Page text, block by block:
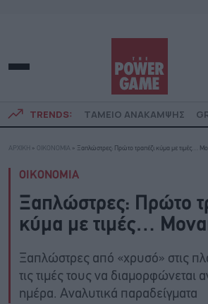
TRENDS: ΤΑΜΕΙΟ ΑΝΑΚΑΜΨΗΣ
ΑΡΧΙΚΗ » ΟΙΚΟΝΟΜΙΑ » Ξαπλώστρες: Πρώτο τραπέζι κύμα με τιμές…
ΟΙΚΟΝΟΜΙΑ
Ξαπλώστρες: Πρώτο
κύμα με τιμές…
Ξαπλώστρες από «χρυσό» στις
τις τιμές τους να διαμορφώνεται
ημέρα. Αναλυτικά παραδείγματα